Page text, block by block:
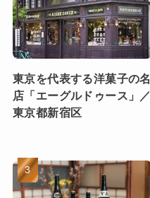
東京を代表する洋菓子の名
店「エーグルドゥース」／
東京都新宿区